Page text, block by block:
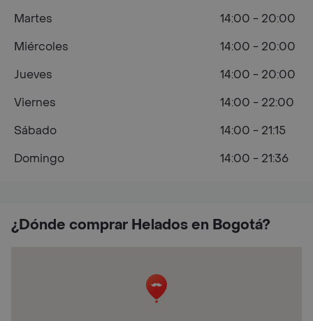
¿Dónde comprar Helados en Bogotá?
Martes
14:00 - 20:00
Miércoles
14:00 - 20:00
Jueves
14:00 - 20:00
Viernes
14:00 - 22:00
Sábado
14:00 - 21:15
Domingo
14:00 - 21:36